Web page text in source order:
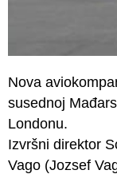
Nova
susednoj
Londonu.
Izvršni direktor
Vago (Jozsef